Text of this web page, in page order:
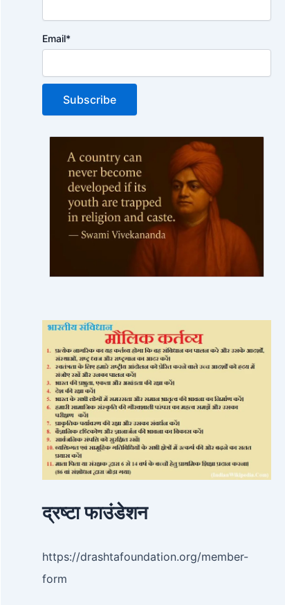
Email*
द्रष्टा फाउंडेशन
https://drashtafoundation.org/member-
form